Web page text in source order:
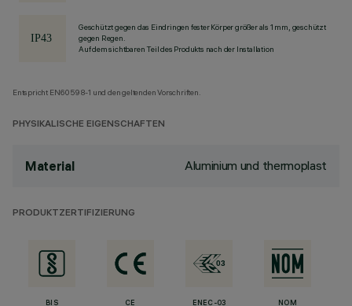
Geschützt gegen das Eindringen fester Körper größer als 1 mm, geschützt
gegen Regen.
Auf dem sichtbaren Teil des Produkts nach der Installation
Entspricht EN60598-1 und den geltenden Vorschriften.
PHYSIKALISCHE EIGENSCHAFTEN
Material Aluminium und thermoplast
PRODUKTZERTIFIZIERUNG
BIS CE ENEC-03 NOM